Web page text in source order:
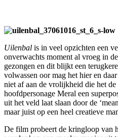
Uilenbal is in veel opzichten een
onverwachts moment al vroeg in
gezongen en dit blijkt een
volwassen oor mag het hier en
niet af aan de vrolijkheid die het
hoofdpersonage Meral een
uit het veld laat slaan door de
maar juist op een heel creatieve
De film probeert de kringloop van